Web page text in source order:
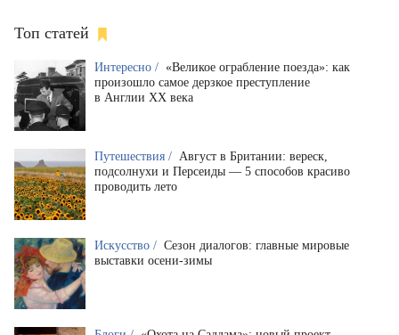
Топ статей
Интересно / «Великое ограбление поезда»: как
произошло самое дерзкое преступление
в Англии XX века
Путешествия / Август в Британии: вереск,
подсолнухи и Персеиды — 5 способов красиво
проводить лето
Искусство / Сезон диалогов: главные мировые
выставки осени-зимы